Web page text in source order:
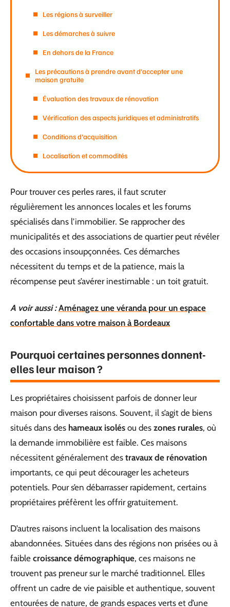
Les régions à surveiller
Les démarches à suivre
En dehors de la France
Les précautions à prendre avant d’accepter une
maison gratuite
Évaluation des travaux de rénovation
Vérification des aspects juridiques et administratifs
Conditions d’acquisition
Localisation et commodités
Pour trouver ces perles rares, il faut scruter
régulièrement les annonces locales et les forums
spécialisés dans l’immobilier. Se rapprocher des
municipalités et des associations de quartier peut révéler
des occasions insoupçonnées. Ces démarches
nécessitent du temps et de la patience, mais la
récompense peut s’avérer inestimable : un toit gratuit.
A voir aussi : Aménagez une véranda pour un espace
confortable dans votre maison à Bordeaux
Pourquoi certaines personnes donnent-
elles leur maison ?
Les propriétaires choisissent parfois de donner leur
maison pour diverses raisons. Souvent, il s’agit de biens
situés dans des hameaux isolés ou des zones rurales, où
la demande immobilière est faible. Ces maisons
nécessitent généralement des travaux de rénovation
importants, ce qui peut décourager les acheteurs
potentiels. Pour s’en débarrasser rapidement, certains
propriétaires préfèrent les offrir gratuitement.
D’autres raisons incluent la localisation des maisons
abandonnées. Situées dans des régions non prisées ou à
faible croissance démographique, ces maisons ne
trouvent pas preneur sur le marché traditionnel. Elles
offrent un cadre de vie paisible et authentique, souvent
entourées de nature, de grands espaces verts et d’une